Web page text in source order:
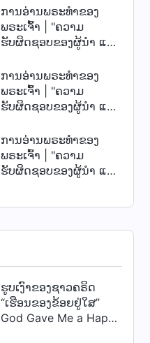
ສອງ
ການອ່ານພຣະທຳຂອງ
ພຣະເຈົ້າ | "ຄວາມ
ຮັບຜິດຊອບຂອງຜູ້ນໍາ ແລະ
ໜຶ່ງ
ການອ່ານພຣະທຳຂອງ
ພຣະເຈົ້າ | "ຄວາມ
ຮັບຜິດຊອບຂອງຜູ້ນໍາ ແລະ
ໜຶ່ງ
ການອ່ານພຣະທຳຂອງ
ພຣະເຈົ້າ | "ຄວາມ
ຮັບຜິດຊອບຂອງຜູ້ນໍາ ແລະ
ຮູບເງົາຂອງຊາວຄຣິດ
“ເຮືອນຂອງຂ້ອຍຢູ່ໃສ”
God Gave Me a Happy